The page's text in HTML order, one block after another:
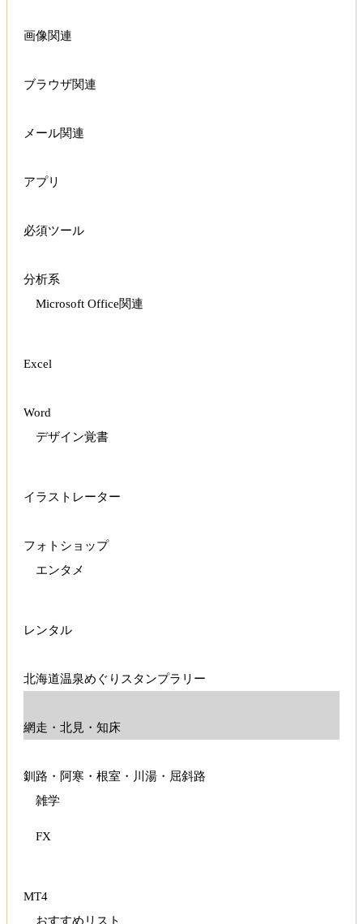
画像関連
ブラウザ関連
メール関連
アプリ
必須ツール
分析系
Microsoft Office関連
Excel
Word
デザイン覚書
イラストレーター
フォトショップ
エンタメ
レンタル
北海道温泉めぐりスタンプラリー
網走・北見・知床
釧路・阿寒・根室・川湯・屈斜路
雑学
FX
MT4
おすすめリスト